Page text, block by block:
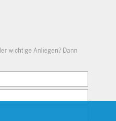
wichtige Anliegen? Dann